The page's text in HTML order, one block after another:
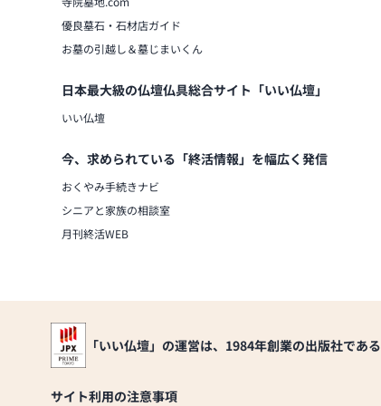
優良墓石・石材店ガイド
お墓の引越し＆墓じまいくん
日本最大級の仏壇仏具総合サイト「いい仏壇」
いい仏壇
今、求められている「終活情報」を幅広く発信
おくやみ手続きナビ
シニアと家族の相談室
月刊終活WEB
「いい仏壇」の運営は、1984年創業の出版社である
サイト利用の注意事項